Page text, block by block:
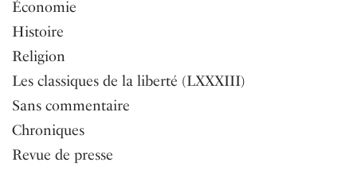
Économie
Histoire
Religion
Les classiques de la liberté (LXXXIII)
Sans commentaire
Chroniques
Revue de presse